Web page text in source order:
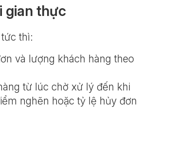
gian thực
thì:
và lượng khách hàng theo
từ lúc chờ xử lý đến khi
nghẽn hoặc tỷ lệ hủy đơn